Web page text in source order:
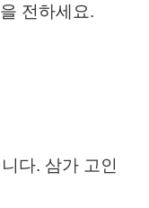
전하세요.
다. 삼가 고인